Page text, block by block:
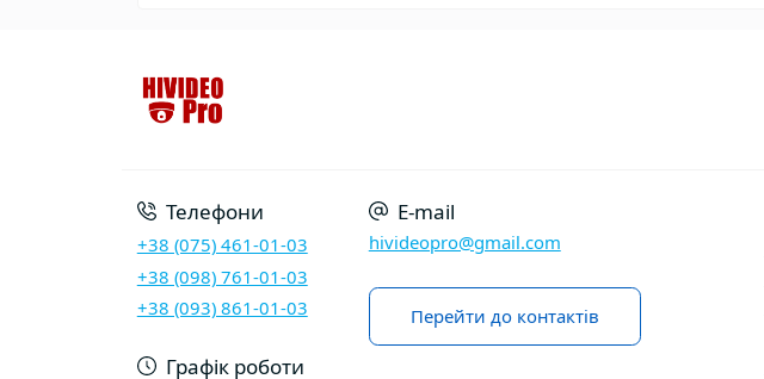
Телефони
+38 (075) 461-01-03
+38 (098) 761-01-03
+38 (093) 861-01-03
Графік роботи
E-mail
hivideopro@gmail.com
Перейти до контактів